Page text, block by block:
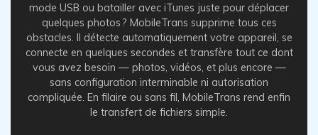
mode USB ou batailler avec iTunes juste pour déplacer
quelques photos ? MobileTrans supprime tous ces
obstacles. Il détecte automatiquement votre appareil, se
connecte en quelques secondes et transfère tout ce dont
vous avez besoin — photos, vidéos, et plus encore —
sans configuration interminable ni autorisation
compliquée. En filaire ou sans fil, MobileTrans rend enfin
le transfert de fichiers simple.